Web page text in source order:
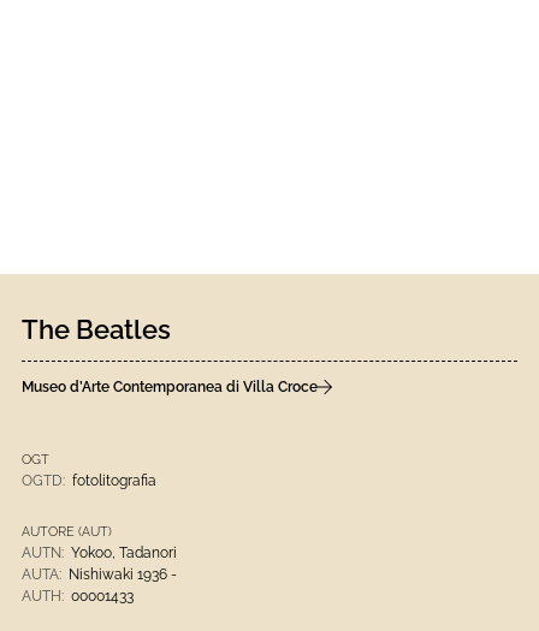
The Beatles
Museo d’Arte Contemporanea di Villa Croce
OGT
OGTD: fotolitografia
AUTORE (AUT)
AUTN: Yokoo, Tadanori
AUTA: Nishiwaki 1936 -
AUTH: 00001433